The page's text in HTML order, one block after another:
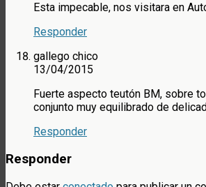
Esta impecable, nos visitara en
Responder
gallego chico
13/04/2015
Fuerte aspecto teutón BM, sobre
conjunto muy equilibrado de
Responder
Responder